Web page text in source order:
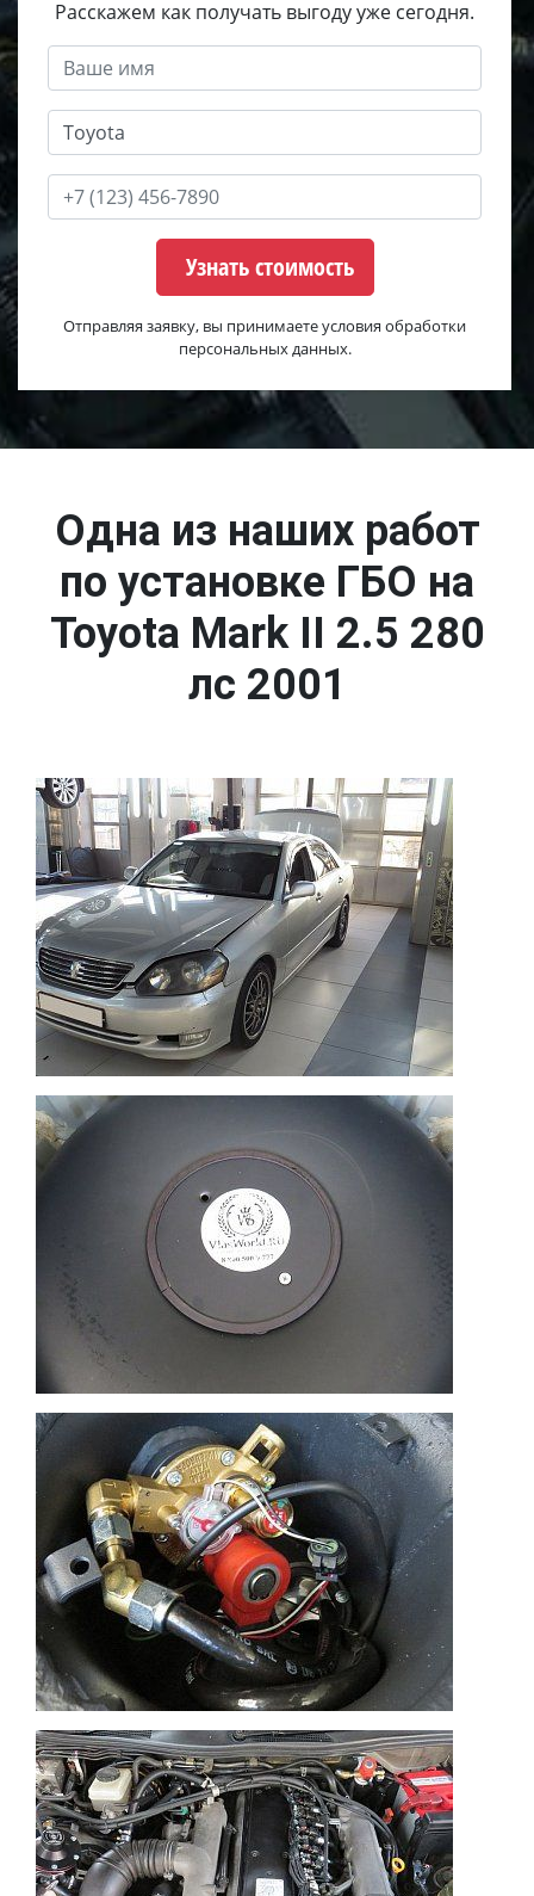
Расскажем как получать выгоду уже сегодня.
Узнать стоимость
Отправляя заявку, вы принимаете условия обработки
персональных данных.
Одна из наших работ
по установке ГБО на
Toyota Mark II 2.5 280
лс 2001